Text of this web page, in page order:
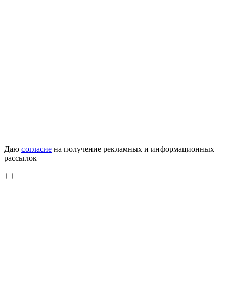
Даю согласие на получение рекламных и информационных
рассылок